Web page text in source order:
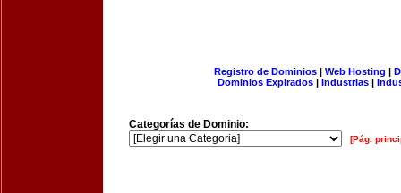
Registro de Dominios| Web Hosting |
Dominios Expirados | Industrias |
Categorías de Dominio:
[Pág.